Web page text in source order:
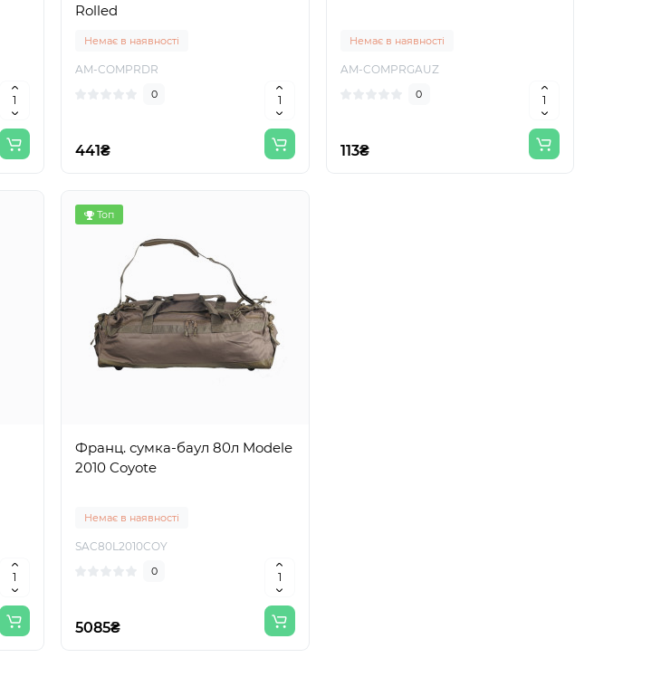
Rolled
Немає в наявності
AM-COMPRDR
0
441₴
Немає в наявності
AM-COMPRGAUZ
0
113₴
Топ
Франц. сумка-баул 80л Modele
2010 Coyote
Немає в наявності
SAC80L2010COY
0
5085₴